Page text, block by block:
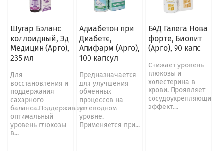
Шугар Бэланс
коллоидный, Эд
Медицин (Арго),
235 мл
Для
восстановления и
поддержания
сахарного
баланса.Поддерживает
оптимальный
уровень глюкозы
в...
Адиабетон при
Диабете,
Апифарм (Арго),
100 капсул
Предназначается
для улучшения
обменных
процессов на
углеводном
уровне.
Применяется при...
БАД Галега Нова
форте, Биолит
(Арго), 90 капс
Снижает уровень
глюкозы и
холестерина в
крови. Проявляет
сосудоукрепляющий
эффект....